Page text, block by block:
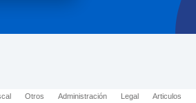
Otros Administración Legal Articulos